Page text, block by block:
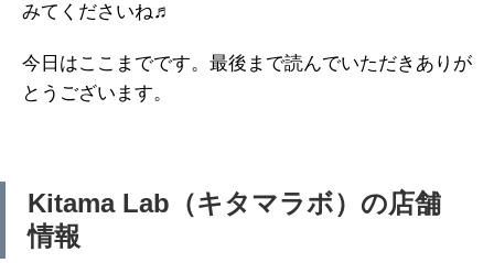
みてくださいね♬
今日はここまでです。最後まで読んでいただきありが
とうございます。
Kitama Lab（キタマラボ）の店舗
情報